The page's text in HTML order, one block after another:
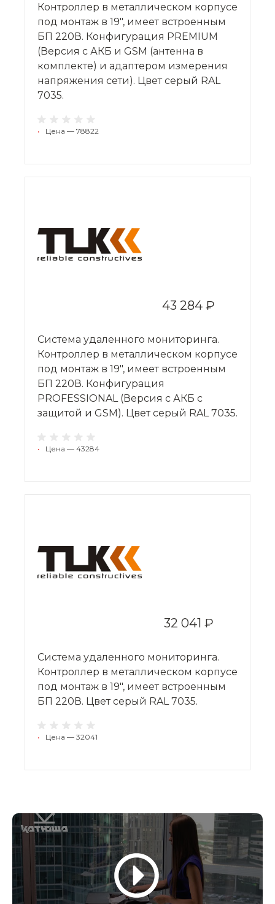
Контроллер в металлическом корпусе
под монтаж в 19", имеет встроенным
БП 220В. Конфигурация PREMIUM
(Версия с АКБ и GSM (антенна в
комплекте) и адаптером измерения
напряжения сети). Цвет серый RAL
7035.
• Цена — 78822
43 284 ₽
Система удаленного мониторинга.
Контроллер в металлическом корпусе
под монтаж в 19", имеет встроенным
БП 220В. Конфигурация
PROFESSIONAL (Версия с АКБ с
защитой и GSM). Цвет серый RAL 7035.
• Цена — 43284
32 041 ₽
Система удаленного мониторинга.
Контроллер в металлическом корпусе
под монтаж в 19", имеет встроенным
БП 220В. Цвет серый RAL 7035.
• Цена — 32041